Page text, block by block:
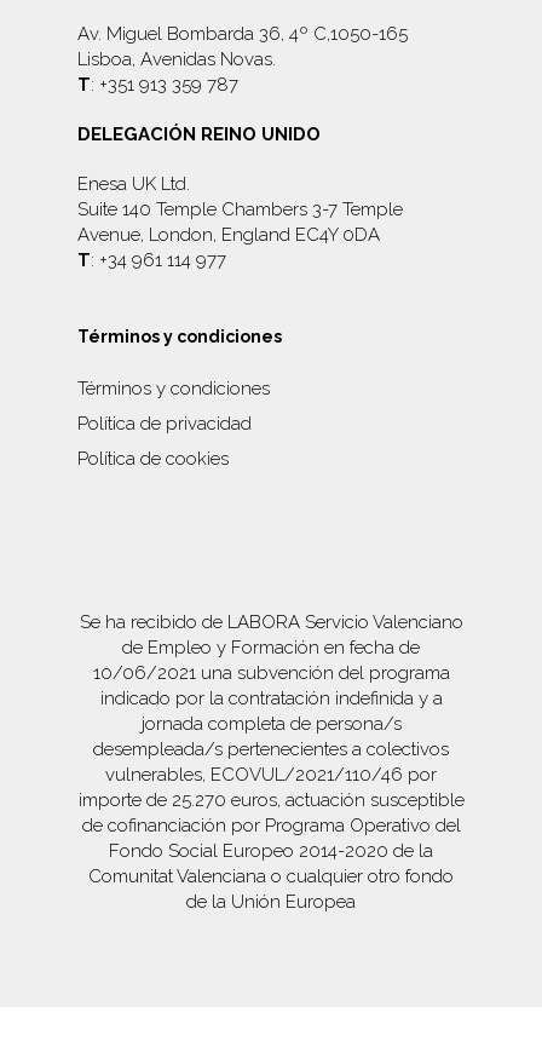
Av. Miguel Bombarda 36, 4º C,1050-165
Lisboa, Avenidas Novas.
T: +351 913 359 787
DELEGACIÓN REINO UNIDO
Enesa UK Ltd.
Suite 140 Temple Chambers 3-7 Temple
Avenue, London, England EC4Y 0DA
T: +34 961 114 977
Términos y condiciones
Términos y condiciones
Política de privacidad
Política de cookies
Se ha recibido de LABORA Servicio Valenciano
de Empleo y Formación en fecha de
10/06/2021 una subvención del programa
indicado por la contratación indefinida y a
jornada completa de persona/s
desempleada/s pertenecientes a colectivos
vulnerables, ECOVUL/2021/110/46 por
importe de 25.270 euros, actuación susceptible
de cofinanciación por Programa Operativo del
Fondo Social Europeo 2014-2020 de la
Comunitat Valenciana o cualquier otro fondo
de la Unión Europea